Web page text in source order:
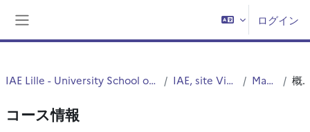
ログイン
IAE Lille - University School of Management IAE, site Vieux Lille Master2 概要
コース情報